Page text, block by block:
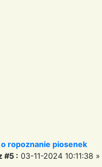
ropoznanie piosenek
#5 : 03-11-2024 10:11:38 »